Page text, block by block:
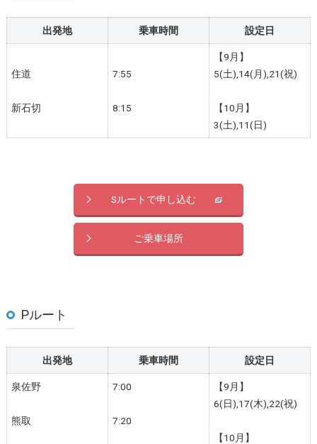
出発地 乗車時間 設定日
住道
新石切
7:55
8:15
【9月】
5(土),14(月),21(祝)
【10月】
3(土),11(日)
Sルートで申し込む
ご乗車場所
Pルート
出発地 乗車時間 設定日
泉佐野
熊取
7:00
7:20
【9月】
6(日),17(木),22(祝)
【10月】